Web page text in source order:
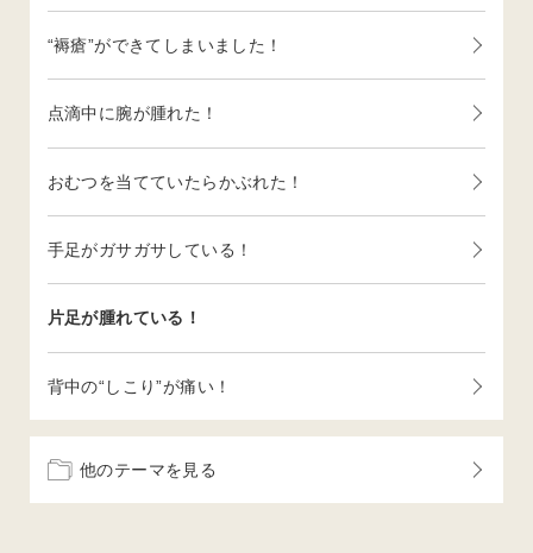
“褥瘡”ができてしまいました！
点滴中に腕が腫れた！
おむつを当てていたらかぶれた！
手足がガサガサしている！
片足が腫れている！
背中の“しこり”が痛い！
他のテーマを見る